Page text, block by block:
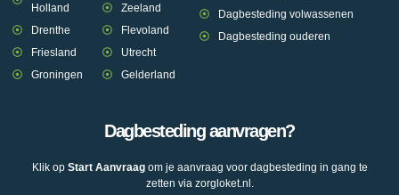
Holland
Drenthe
Friesland
Groningen
Zeeland
Flevoland
Utrecht
Gelderland
Dagbesteding volwassenen
Dagbesteding ouderen
Dagbesteding aanvragen?
Klik op Start Aanvraagom je aanvraag voor dagbesteding in gang te
zetten via zorgloket.nl.